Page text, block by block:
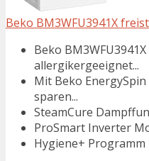
Beko BM3WFU3941X
Beko
allergikergeeignet...
Mit Beko
sparen...
SteamCure
ProSmart Inverter
Hygiene+